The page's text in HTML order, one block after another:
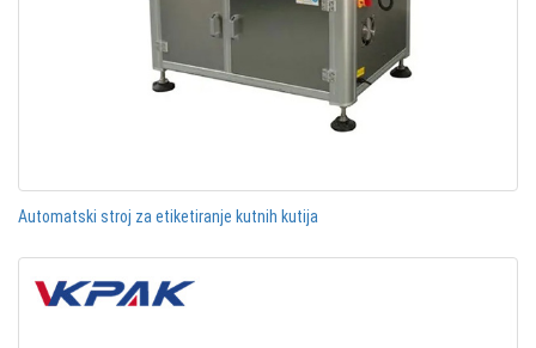
Automatski stroj za etiketiranje kutnih kutija